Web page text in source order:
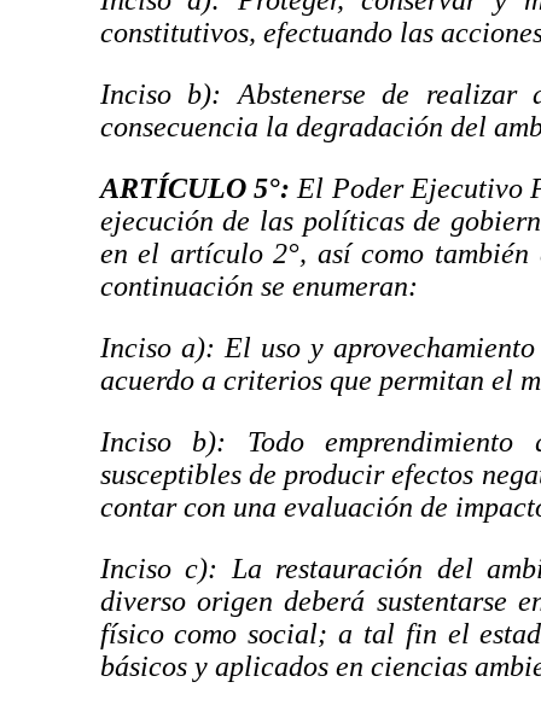
constitutivos, efectuando las
Inciso b): Abstenerse de realizar
consecuencia la degradación del
ARTÍCULO 5°: El Poder Ejecutivo
ejecución de las políticas de
en el artículo 2°, así como
continuación se enumeran:
Inciso a): El uso y
acuerdo a criterios que permitan el
Inciso b): Todo
susceptibles de producir efectos
contar con una evaluación de
Inciso c): La restauración del
diverso origen deberá sustentarse
físico como social; a tal fin el
básicos y aplicados en ciencias